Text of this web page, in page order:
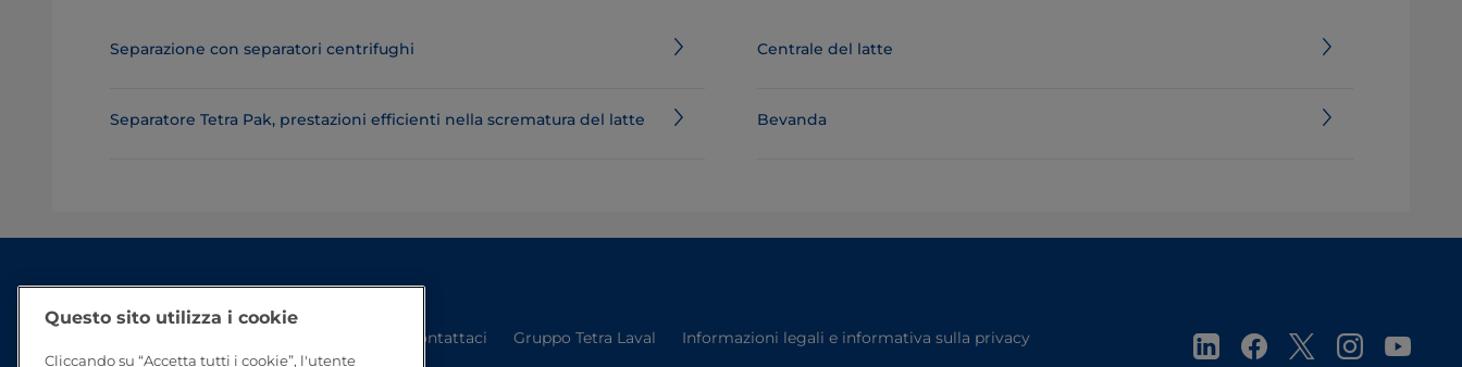
Separazione con separatori centrifughi
Separatore Tetra Pak, prestazioni efficienti nella scrematura del latte
Centrale del latte
Bevanda
Contattaci Gruppo Tetra Laval Informazioni legali e informativa sulla privacy
Questo sito utilizza i cookie
Cliccando su “Accetta tutti i cookie”, l'utente